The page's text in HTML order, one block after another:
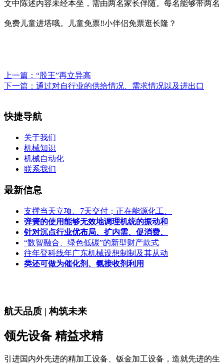
文中陈述内容未经本坐，需由两名家长伴随。每名能够带两名
免费儿童进塔哦。儿童免票‼️小伴侣免票逛长隆？
上一篇： “股王”再立异高
下一篇： 通过对自行业的供给情况、需求情况以及进出口
快捷导航
关于我们
机械知识
机械自动化
联系我们
最新信息
支撑当天立项、7天交付；正在能源化工、
弹簧的使用能够无效地调理机统的振动和
针对沉点行业优布局、扩内需、促消费、
“数智融合、绿色低碳”的新型财产款式
往年登科线年广东机械设想制制及其从动
类还可做为催化剂、氨接收剂利用
航天品质 | 构筑未来
领先设备 精益求精
引进国内外先进的精加工设备、钣金加工设备，造就先进的生